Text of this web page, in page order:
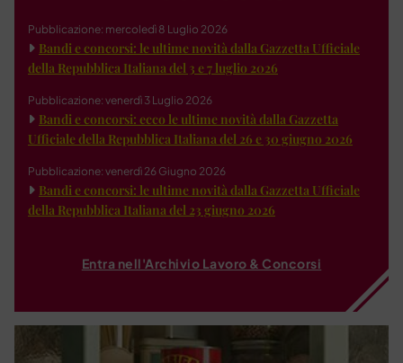
Pubblicazione: mercoledì 8 Luglio 2026
Bandi e concorsi: le ultime novità dalla Gazzetta Ufficiale
della Repubblica Italiana del 3 e 7 luglio 2026
Pubblicazione: venerdì 3 Luglio 2026
Bandi e concorsi: ecco le ultime novità dalla Gazzetta
Ufficiale della Repubblica Italiana del 26 e 30 giugno 2026
Pubblicazione: venerdì 26 Giugno 2026
Bandi e concorsi: le ultime novità dalla Gazzetta Ufficiale
della Repubblica Italiana del 23 giugno 2026
Entra nell'Archivio Lavoro & Concorsi